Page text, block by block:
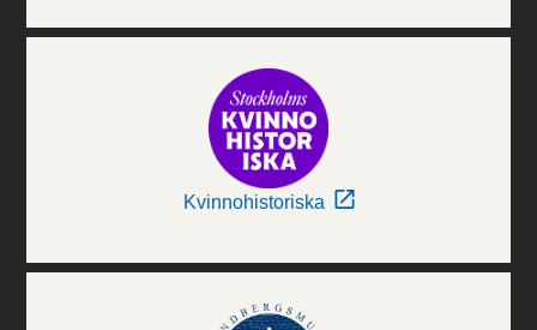
Kvinnohistoriska